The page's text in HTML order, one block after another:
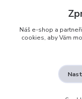
Náš e-shop a
cookies, aby Vám